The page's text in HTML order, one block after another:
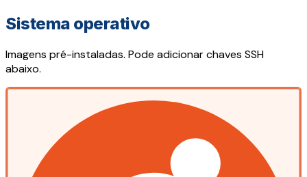
Sistema operativo
Imagens pré-instaladas. Pode adicionar chaves SSH
abaixo.